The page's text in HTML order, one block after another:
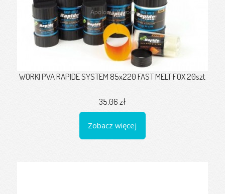
WORKI PVA RAPIDE SYSTEM 85x220 FAST MELT FOX 20szt
35,06 zł
Zobacz więcej